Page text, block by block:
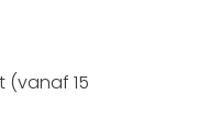
(vanaf 15